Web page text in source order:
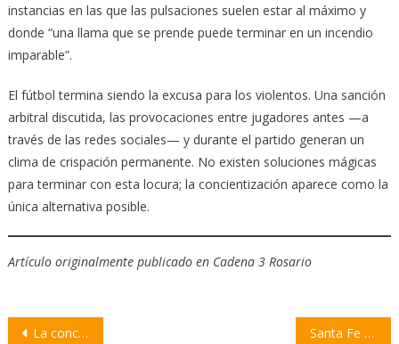
instancias en las que las pulsaciones suelen estar al máximo y
donde “una llama que se prende puede terminar en un incendio
imparable”.
El fútbol termina siendo la excusa para los violentos. Una sanción
arbitral discutida, las provocaciones entre jugadores antes —a
través de las redes sociales— y durante el partido generan un
clima de crispación permanente. No existen soluciones mágicas
para terminar con esta locura; la concientización aparece como la
única alternativa posible.
Artículo originalmente publicado en Cadena 3 Rosario
Navegación
La concesionaria de la Zona Franca Santafesina selló un acuerdo con la naviera COSCO Santa Fe adquirió ocho embarcaciones para reforzar la respuesta ante emergencias y la protección ambiental